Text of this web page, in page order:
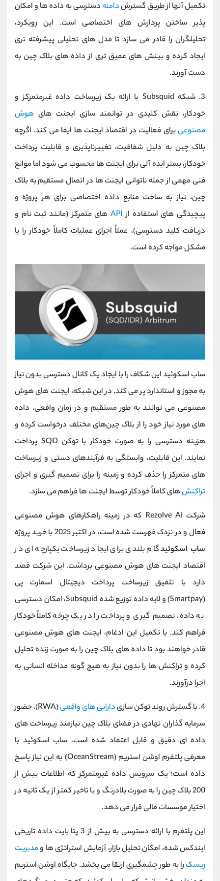
تکمیل آنها از طریق گسترشدامنه دسترسی به داده‌ ها و امکان‌
پذیر ساختن پردازش‌ های اختصاصی است. این رویکرد،
تحلیلگران را قادر می ‌سازد تا مدل‌ های تحلیلی پیشرفته‌ تری
ایجاد کرده و بینش ‌های عمیق‌ تری از داده‌ های بلاک چین به
دست آورند.
3. شبکه Subsquid با ارائه یک زیرساخت داده غیرمتمرکز و
خودکار، نقش کلیدی در توانمند سازی ایجنت‌ های هوش
مصنوعیبرای فعالیت در اقتصاد ایجنت ‌ها ایفا می‌ کند. اگرچه
بلاک چین به دلیل شفافیت، تغییرناپذیری و قابلیت پرداخت
خودکار، بستر ایده‌ آلی برای ایجنت ‌ها محسوب می ‌شود اما موانع
فنی مهمی از جمله ناتوانی ایجنت‌ ها در اتصال مستقیم به بلاک
چین، نیاز به ساخت منابع داده اختصاصی برای هر پروژه و
پیچیدگی‌ های استفاده از APIهای متمرکز (مانند ثبت ‌نام و
دریافت کلید دسترسی)، عملاً اجرای عملیات کاملاً خودکار را با
مشکل مواجه کرده است.
ساب‌ اسکوئید این شکاف را با ایجاد یک کانال دسترسی بدون نیاز
به مجوز و استاندارد پر می‌ کند. در این شبکه، ایجنت ‌های هوش
مصنوعی می ‌توانند به ‌طور مستقیم و در زمان واقعی، داده‌
های مورد نیاز خود را از بلاک چین‌های مختلف درخواست کرده و
هزینه دسترسی را به صورت خودکار با توکن SQD پرداخت
نمایند. این قابلیت، وابستگی به فرآیندهای دستی و زیرساخت
‌های متمرکز را حذف کرده و زمینه را برای تصمیم‌ گیری و اجرای
تراکنش‌های کاملاً خودکار توسط ایجنت‌ ها فراهم می ‌سازد.
شرکت Rezolve AI که در زمینه راهکارهای هوش مصنوعی
فعال و در نزدک فهرست شده است، در اکتبر 2025 با خرید پروژه
ساب‌ اسکوئیدگام بلندی برای ایجاد زیرساخت یکپارچه ‌ای در
اقتصاد ایجنت ‌های هوش مصنوعی برداشت. این شرکت قصد
دارد با تلفیق زیرساخت پرداخت دیجیتال اسمارت‌ پی
(Smartpay) و لایه داده توزیع ‌شده Subsquid، امکان دسترسی
به داده، تصمیم‌ گیری و پرداخت را در یک چرخه کاملاً خودکار
فراهم کند. با تکمیل این ادغام، ایجنت ‌های هوش مصنوعی
قادر خواهند بود تا داده ‌های بلاک چین را به‌ صورت زنده تحلیل
کرده و تراکنش ‌ها را بدون نیاز به هیچ گونه مداخله انسانی به
اجرا درآورند.
4. با گسترش روند توکن‌ سازی
دارایی ‌های واقعی
(RWA)، حضور
سرمایه‌ گذاران نهادی در فضای بلاک چین نیازمند زیرساخت ‌های
داده ‌ای دقیق و قابل اعتماد شده است. ساب ‌اسکوئید با
معرفی پلتفرم اوشن ‌استریم (OceanStream) به این نیاز پاسخ
داده است؛ یک سرویس داده غیرمتمرکز که اطلاعات بیش از
200 بلاک چین را به صورت بلادرنگ و با تاخیر کمتر از یک ثانیه در
اختیار موسسات مالی قرار می ‌دهد.
این پلتفرم با ارائه دسترسی به بیش از 3 پتا بایت داده تاریخی
ایندکس ‌شده، امکان تحلیل بازار، آزمایش استراتژی‌ ها ومدیریت
ریسک را به طور چشمگیری ارتقا می ‌بخشد. جایگاه اوشن ‌استریم